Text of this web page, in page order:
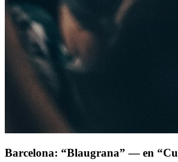
Barcelona: “Blaugrana” — en